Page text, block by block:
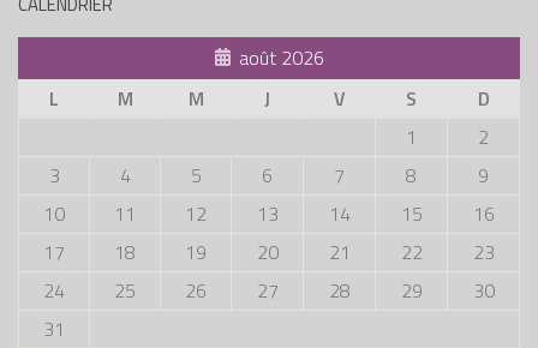
août 2026
L
M M J V S
D
1
2
3
4 5 6 7 8
9
10
11 12 13 14 15
16
17
18 19 20 21 22
23
24
25 26 27 28 29
30
31